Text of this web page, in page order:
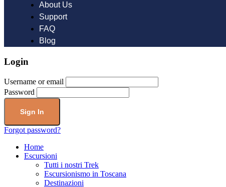
About Us
Support
FAQ
Blog
Login
Username or email
Password
Forgot password?
Home
Escursioni
Tutti i nostri Trek
Escursionismo in Toscana
Destinazioni